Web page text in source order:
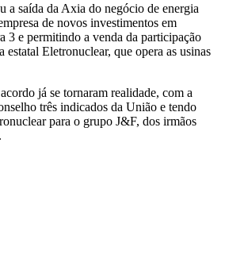
a saída da Axia do negócio de energia
de novos investimentos em
3 e permitindo a venda da participação
estatal Eletronuclear, que opera as usinas
já se tornaram realidade, com a
três indicados da União e tendo
para o grupo J&F, dos irmãos